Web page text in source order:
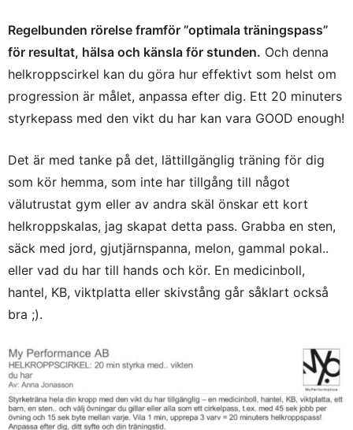
Regelbunden rörelse framför ”optimala träningspass”
för resultat, hälsa och känsla för stunden. Och denna
helkroppscirkel kan du göra hur effektivt som helst om
progression är målet, anpassa efter dig. Ett 20 minuters
styrkepass med den vikt du har kan vara GOOD enough!
Det är med tanke på det, lättillgänglig träning för dig
som kör hemma, som inte har tillgång till något
välutrustat gym eller av andra skäl önskar ett kort
helkroppskalas, jag skapat detta pass. Grabba en sten,
säck med jord, gjutjärnspanna, melon, gammal pokal..
eller vad du har till hands och kör. En medicinboll,
hantel, KB, viktplatta eller skivstång går såklart också
bra ;).